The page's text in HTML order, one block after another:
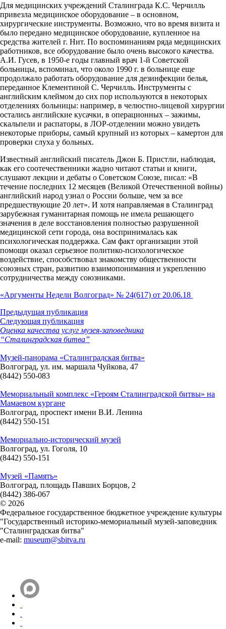
Для медицинских учреждений Сталинграда К.С. Черчилль
привезла медицинское оборудование – в основном,
хирургические инструменты. Возможно, что во время визита и
было передано медицинское оборудование, купленное на
средства жителей г. Нит. По воспоминаниям ряда медицинских
работников, все оборудование было очень высокого качества.
А.И. Гусев, в 1950-е годы главный врач 1-й Советской
больницы, вспоминал, что около 1990 г. в больнице еще
продолжало работать оборудование для дезинфекции белья,
переданное Клементиной С. Черчилль. Инструменты с
английским клеймом до сих пор используются в некоторых
отделениях больницы: например, в челюстно-лицевой хирургии
остались английские кусачки, в операционных – зажимы,
скальпели и распаторы, в ЛОР-отделении можно увидеть
некоторые приборы, самый крупный из которых – камертон для
проверки слуха у больных.
Известный английский писатель Джон Б. Пристли, наблюдая,
как его соотечественники жадно читают статьи и книги,
слушают лекции и дебаты о Советском Союзе, писал: «В
течение последних 12 месяцев (Великой Отечественной войны)
английский народ узнал о России больше, чем за все
предшествующие 20 лет». И хотя направляемая в Сталинград
зарубежная гуманитарная помощь не имела решающего
значения в деле восстановления полностью разрушенной
медицинской сети города, она воспринималась как
психологическая поддержка. Сам факт организации этой
помощи оказал серьезное политико-психологическое
воздействие, способствовал знакомству общественности
союзных стран, развитию взаимопонимания и укреплению
сотрудничества между союзниками.
«Аргументы Недели Волгоград» № 24(617) от 20.06.18
Предыдущая публикация
Следующая публикация
Оценка качества услуг музея-заповедника
“Сталинградская битва”
Музей-панорама «Сталинградская битва»
Волгоград, ул. им. маршала Чуйкова, 47
(8442) 550-083
Мемориальный комплекс «Героям Сталинградской битвы» на
Мамаевом кургане
Волгоград, проспект имени В.И. Ленина
(8442) 550-151
Мемориально-исторический музей
Волгоград, ул. Гоголя, 10
(8442) 550-151
Музей «Память»
Волгоград, площадь Павших Борцов, 2
(8442) 386-067
© 2026
Федеральное государственное бюджетное учреждение культуры
"Государственный историко-мемориальный музей-заповедник
"Сталинградская битва"
e-mail: museum@sbitva.ru